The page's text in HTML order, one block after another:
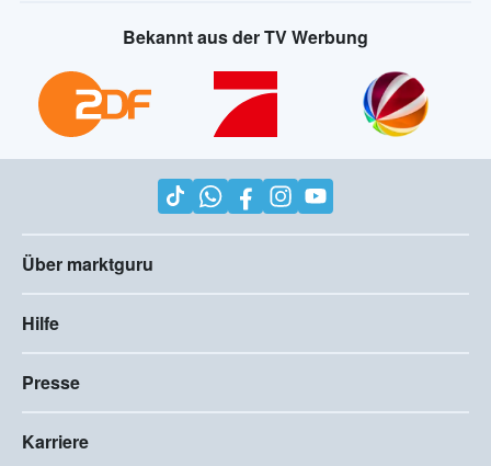
Bekannt aus der TV Werbung
Über marktguru
Hilfe
Presse
Karriere